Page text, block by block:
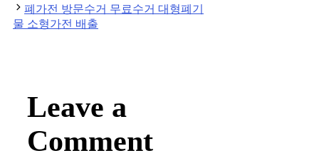
폐가전 방문수거 무료수거 대형폐기
물 소형가전 배출
Leave a
Comment